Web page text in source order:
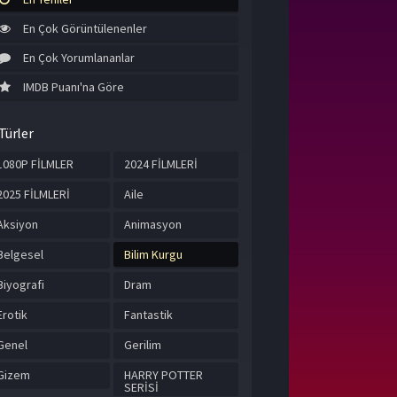
En Çok Görüntülenenler
En Çok Yorumlananlar
IMDB Puanı'na Göre
FİLMLER
2024 FİLMLERİ
FİLMLERİ
Aile
Animasyon
Bilim Kurgu
Dram
Fantastik
Gerilim
HARRY POTTER
SERİSİ